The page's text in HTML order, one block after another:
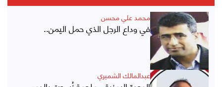
محمد علي محسن
في وداع الرجل الذي حمل اليمن..
عبدالمالك الشميري